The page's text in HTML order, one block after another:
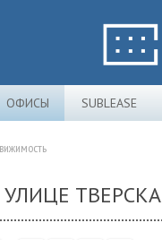
ОФИСЫ SUBLEASE